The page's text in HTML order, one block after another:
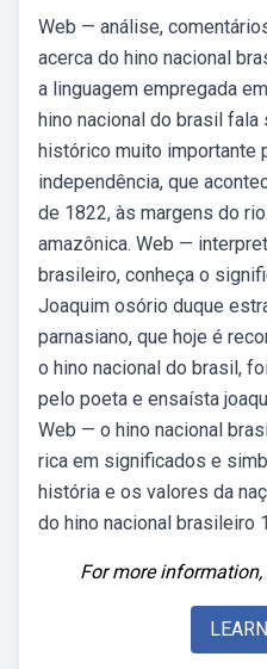
Web — análise,
acerca do hino nacional
a linguagem empregada
hino nacional do brasil fala
histórico muito importante
independência, que
de 1822, às margens do
amazônica. Web —
brasileiro, conheça o
Joaquim osório duque
parnasiano, que hoje é
o hino nacional do brasil,
pelo poeta e ensaísta
Web — o hino nacional
rica em significados e
história e os valores da
do hino nacional brasileiro
For more